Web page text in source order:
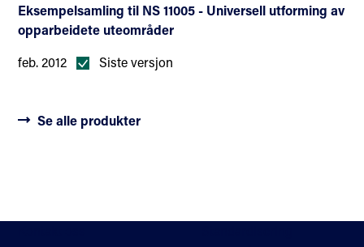
Eksempelsamling til NS 11005 - Universell utforming av
opparbeidete uteområder
feb. 2012
Siste versjon
Se alle produkter